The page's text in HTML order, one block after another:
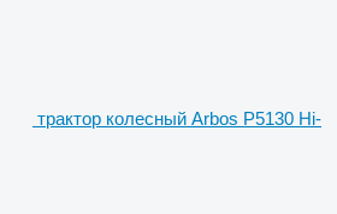
трактор колесный Arbos P5130 Hi-